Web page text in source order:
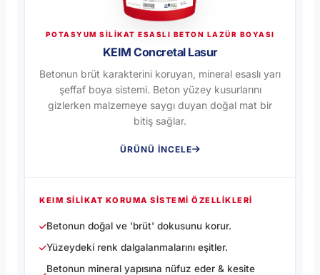
POTASYUM SİLİKAT ESASLI BETON LAZÜR BOYASI
KEIM Concretal Lasur
Betonun brüt karakterini koruyan, mineral esaslı yarı
şeffaf boya sistemi. Beton yüzey kusurlarını
gizlerken malzemeye saygı duyan doğal mat bir
bitiş sağlar.
ÜRÜNÜ İNCELE
KEIM SILIKAT KORUMA SISTEMI ÖZELLIKLERI
Betonun doğal ve 'brüt' dokusunu korur.
Yüzeydeki renk dalgalanmalarını eşitler.
Betonun mineral yapısına nüfuz eder & kesite